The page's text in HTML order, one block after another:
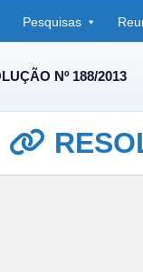
Pesquisas
Nº 188/2013